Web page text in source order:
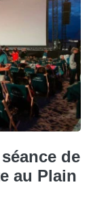
de
au Plain